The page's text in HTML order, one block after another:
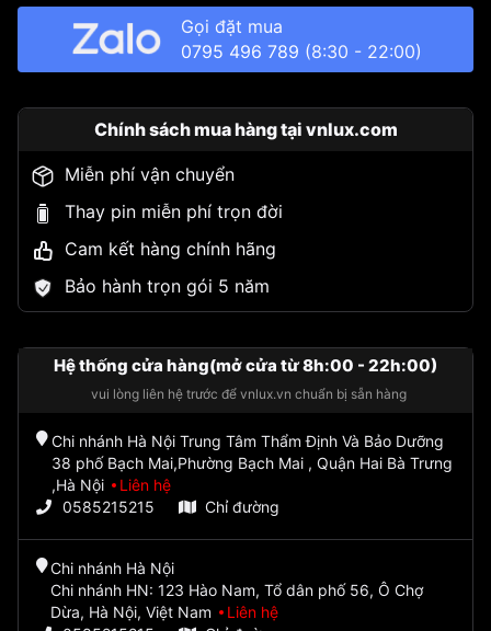
Gọi đặt mua
0795 496 789 (8:30 - 22:00)
Chính sách mua hàng tại vnlux.com
Miễn phí vận chuyển
Thay pin miễn phí trọn đời
Cam kết hàng chính hãng
Bảo hành trọn gói 5 năm
Hệ thống cửa hàng(mở cửa từ 8h:00 - 22h:00)
vui lòng liên hệ trước để vnlux.vn chuẩn bị sẵn hàng
Chi nhánh Hà Nội Trung Tâm Thẩm Định Và Bảo Dưỡng
38 phố Bạch Mai,Phường Bạch Mai , Quận Hai Bà Trưng
,Hà Nội
Liên hệ
0585215215
Chỉ đường
Chi nhánh Hà Nội
Chi nhánh HN: 123 Hào Nam, Tổ dân phố 56, Ô Chợ
Dừa, Hà Nội, Việt Nam
Liên hệ